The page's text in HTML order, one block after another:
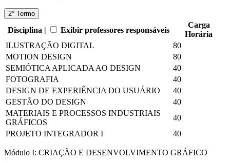
2° Termo
Disciplina | Exibir professores responsáveis
Carga
Horária
ILUSTRAÇÃO DIGITAL
80
MOTION DESIGN
80
SEMIÓTICA APLICADA AO DESIGN
40
FOTOGRAFIA
40
DESIGN DE EXPERIÊNCIA DO USUÁRIO
40
GESTÃO DO DESIGN
40
MATERIAIS E PROCESSOS INDUSTRIAIS
GRÁFICOS
40
PROJETO INTEGRADOR I
40
Módulo I: CRIAÇÃO E DESENVOLVIMENTO GRÁFICO